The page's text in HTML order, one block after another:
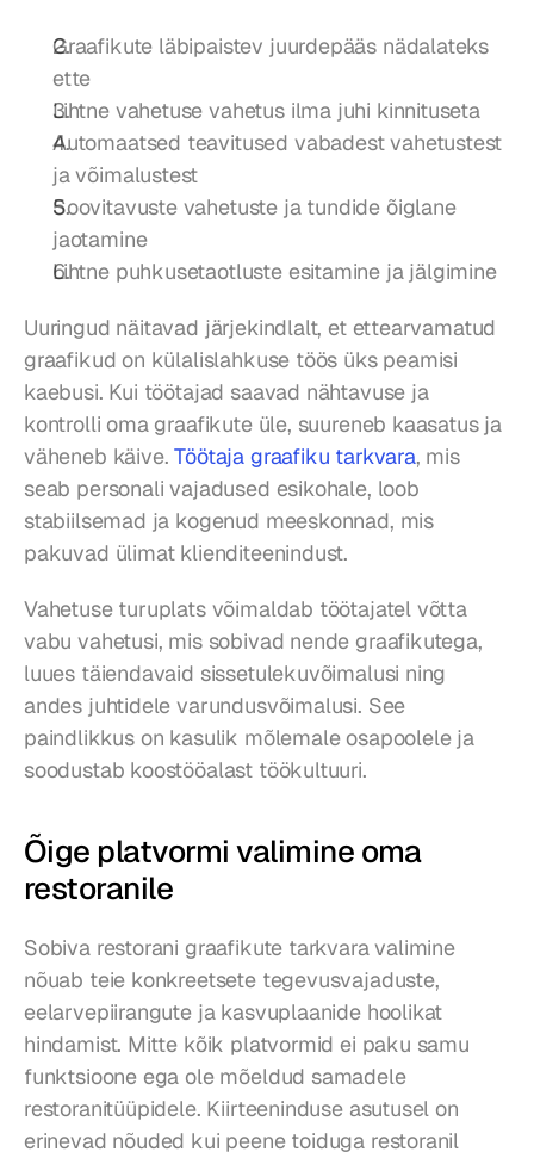
Graafikute läbipaistev juurdepääs nädalateks
ette
Lihtne vahetuse vahetus ilma juhi kinnituseta
Automaatsed teavitused vabadest vahetustest
ja võimalustest
Soovitavuste vahetuste ja tundide õiglane
jaotamine
Lihtne puhkusetaotluste esitamine ja jälgimine
Uuringud näitavad järjekindlalt, et ettearvamatud
graafikud on külalislahkuse töös üks peamisi
kaebusi. Kui töötajad saavad nähtavuse ja
kontrolli oma graafikute üle, suureneb kaasatus ja
väheneb käive. Töötaja graafiku tarkvara, mis
seab personali vajadused esikohale, loob
stabiilsemad ja kogenud meeskonnad, mis
pakuvad ülimat klienditeenindust.
Vahetuse turuplats võimaldab töötajatel võtta
vabu vahetusi, mis sobivad nende graafikutega,
luues täiendavaid sissetulekuvõimalusi ning
andes juhtidele varundusvõimalusi. See
paindlikkus on kasulik mõlemale osapoolele ja
soodustab koostööalast töökultuuri.
Õige platvormi valimine oma
restoranile
Sobiva restorani graafikute tarkvara valimine
nõuab teie konkreetsete tegevusvajaduste,
eelarvepiirangute ja kasvuplaanide hoolikat
hindamist. Mitte kõik platvormid ei paku samu
funktsioone ega ole mõeldud samadele
restoranitüüpidele. Kiirteeninduse asutusel on
erinevad nõuded kui peene toiduga restoranil